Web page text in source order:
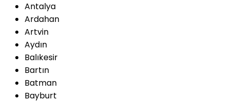
Antalya
Ardahan
Artvin
Aydın
Balıkesir
Bartın
Batman
Bayburt